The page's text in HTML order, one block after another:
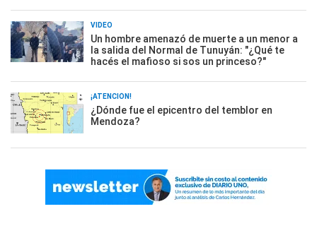
VIDEO
Un hombre amenazó de muerte a un menor a
la salida del Normal de Tunuyán: "¿Qué te
hacés el mafioso si sos un princeso?"
¡ATENCIÓN!
¿Dónde fue el epicentro del temblor en
Mendoza?